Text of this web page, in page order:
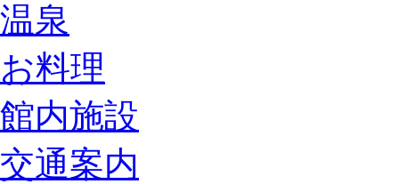
温泉
お料理
館内施設
交通案内